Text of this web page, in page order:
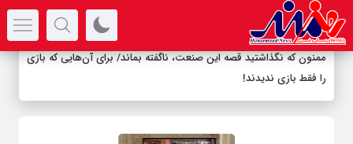
ممنون که نگذاشتید قصه این صنعت، ناگفته بماند/ برای آن‌هایی که بازی
را فقط بازی ندیدند!